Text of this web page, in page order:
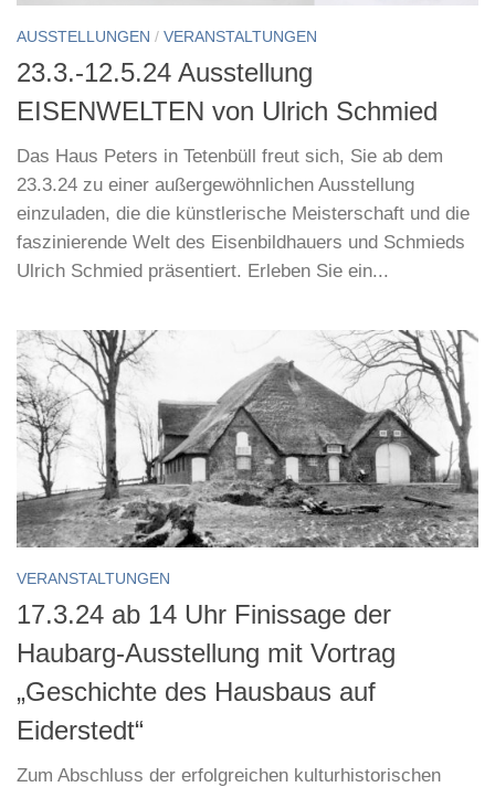
AUSSTELLUNGEN / VERANSTALTUNGEN
23.3.-12.5.24 Ausstellung
EISENWELTEN von Ulrich Schmied
Das Haus Peters in Tetenbüll freut sich, Sie ab dem
23.3.24 zu einer außergewöhnlichen Ausstellung
einzuladen, die die künstlerische Meisterschaft und die
faszinierende Welt des Eisenbildhauers und Schmieds
Ulrich Schmied präsentiert. Erleben Sie ein...
VERANSTALTUNGEN
17.3.24 ab 14 Uhr Finissage der
Haubarg-Ausstellung mit Vortrag
„Geschichte des Hausbaus auf
Eiderstedt“
Zum Abschluss der erfolgreichen kulturhistorischen